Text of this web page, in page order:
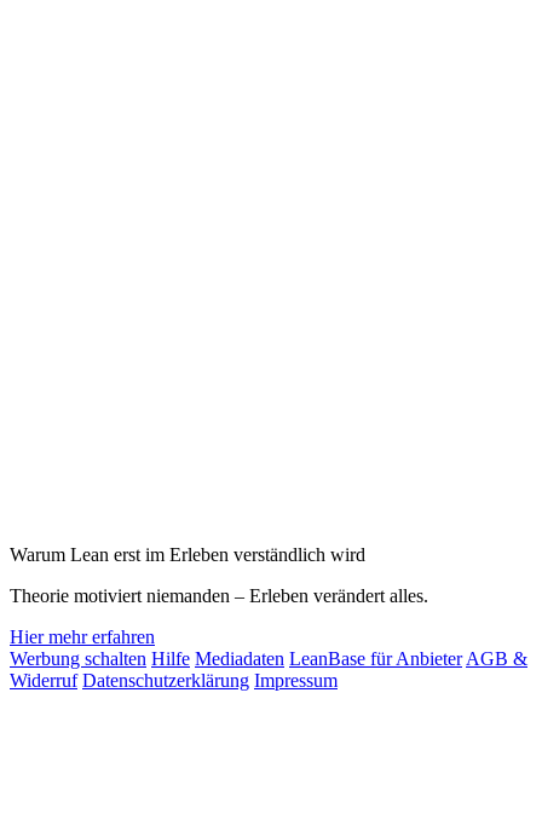
Warum Lean erst im Erleben verständlich wird
Theorie motiviert niemanden – Erleben verändert alles.
Hier mehr erfahren
Werbung schalten Hilfe Mediadaten LeanBase für Anbieter AGB &
Widerruf Datenschutzerklärung Impressum